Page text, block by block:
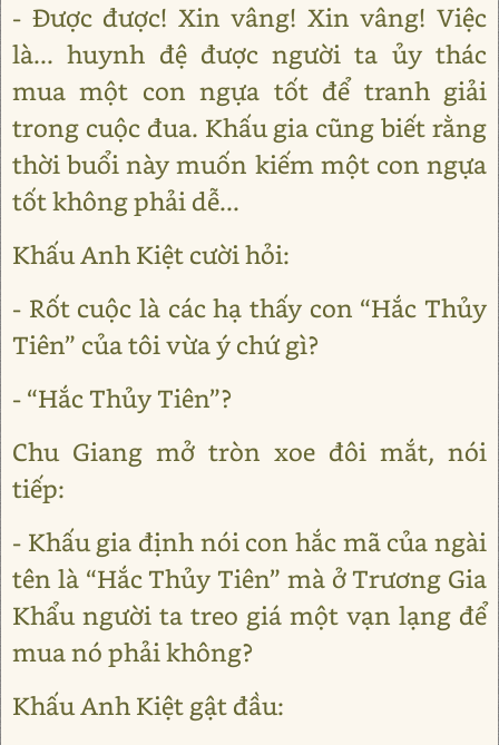
- Được được! Xin vâng! Xin vâng! Việc
là... huynh đệ được người ta ủy thác
mua một con ngựa tốt để tranh giải
trong cuộc đua. Khấu gia cũng biết rằng
thời buổi này muốn kiếm một con ngựa
tốt không phải dễ...
Khấu Anh Kiệt cười hỏi:
- Rốt cuộc là các hạ thấy con “Hắc Thủy
Tiên” của tôi vừa ý chứ gì?
- “Hắc Thủy Tiên”?
Chu Giang mở tròn xoe đôi mắt, nói
tiếp:
- Khấu gia định nói con hắc mã của ngài
tên là “Hắc Thủy Tiên” mà ở Trương Gia
Khẩu người ta treo giá một vạn lạng để
mua nó phải không?
Khấu Anh Kiệt gật đầu: